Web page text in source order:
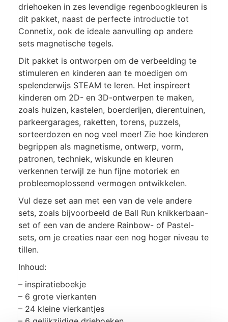
driehoeken in zes levendige regenboogkleuren is
dit pakket, naast de perfecte introductie tot
Connetix, ook de ideale aanvulling op andere
sets magnetische tegels.
Dit pakket is ontworpen om de verbeelding te
stimuleren en kinderen aan te moedigen om
spelenderwijs STEAM te leren. Het inspireert
kinderen om 2D- en 3D-ontwerpen te maken,
zoals huizen, kastelen, boerderijen, dierentuinen,
parkeergarages, raketten, torens, puzzels,
sorteerdozen en nog veel meer! Zie hoe kinderen
begrippen als magnetisme, ontwerp, vorm,
patronen, techniek, wiskunde en kleuren
verkennen terwijl ze hun fijne motoriek en
probleemoplossend vermogen ontwikkelen.
Vul deze set aan met een van de vele andere
sets, zoals bijvoorbeeld de Ball Run knikkerbaan-
set of een van de andere Rainbow- of Pastel-
sets, om je creaties naar een nog hoger niveau te
tillen.
Inhoud:
– inspiratieboekje
– 6 grote vierkanten
– 24 kleine vierkantjes